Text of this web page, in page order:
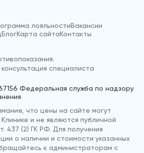
лояльностиВакансии
БлогКарта сайтаКонтакты
специалиста
Федеральная служба по надзору
что цены на сайте могут
и не являются публичной
437 (2) ГК РФ. Для получения
о наличии и стоимости указанных
к администраторам с